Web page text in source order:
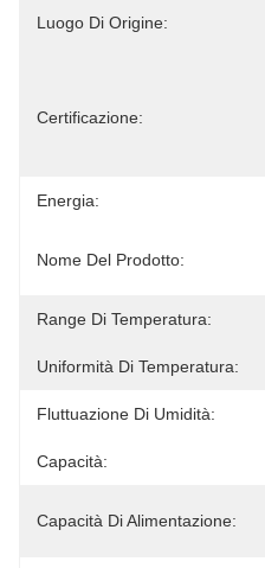
Luogo Di Origine:
Certificazione:
Energia:
Nome Del Prodotto:
Range Di Temperatura:
Uniformità Di Temperatura:
Fluttuazione Di Umidità:
Capacità:
Capacità Di Alimentazione: